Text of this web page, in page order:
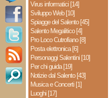
Virus informatici [14]
Sviluppo Web [10]
Spiagge del Salento [45]
Salento Megalitico [4]
Pro Loco Cutrofiano [8]
Posta elettronica [6]
Personaggi Salentini [10]
Per chi guida [19]
Notizie dal Salento [43]
Musica e Concerti [1]
Luoghi [17]